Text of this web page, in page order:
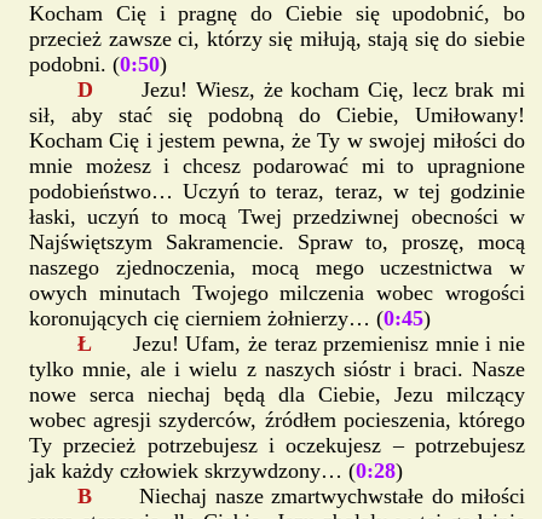
Kocham Cię i pragnę do Ciebie się upodobnić, bo
przecież zawsze ci, którzy się miłują, stają się do siebie
podobni. (0:50)
DJezu! Wiesz, że kocham Cię, lecz brak mi
sił, aby stać się podobną do Ciebie, Umiłowany!
Kocham Cię i jestem pewna, że Ty w swojej miłości do
mnie możesz i chcesz podarować mi to upragnione
podobieństwo… Uczyń to teraz, teraz, w tej godzinie
łaski, uczyń to mocą Twej przedziwnej obecności w
Najświętszym Sakramencie. Spraw to, proszę, mocą
naszego zjednoczenia, mocą mego uczestnictwa w
owych minutach Twojego milczenia wobec wrogości
koronujących cię cierniem żołnierzy… (0:45)
Ł Jezu! Ufam, że teraz przemienisz mnie i nie
tylko mnie, ale i wielu z naszych sióstr i braci. Nasze
nowe serca niechaj będą dla Ciebie, Jezu milczący
wobec agresji szyderców, źródłem pocieszenia, którego
Ty przecież potrzebujesz i oczekujesz – potrzebujesz
jak każdy człowiek skrzywdzony… (0:28)
B Niechaj nasze zmartwychwstałe do miłości